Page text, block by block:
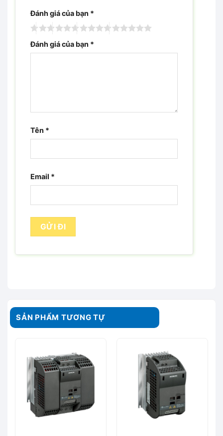
Đánh giá của bạn *
Đánh giá của bạn *
Tên *
Email *
SẢN PHẨM TƯƠNG TỰ